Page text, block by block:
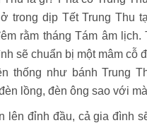
trong dịp Tết Trung Thu
rằm tháng Tám âm lịch.
sẽ chuẩn bị một mâm cỗ
thống như bánh Trung
lồng, đèn ông sao với
lên đỉnh đầu, cả gia đình